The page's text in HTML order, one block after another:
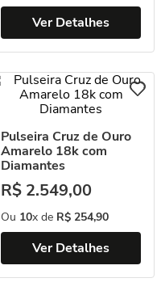
Ver Detalhes
Pulseira Cruz de Ouro
Amarelo 18k com
Diamantes
R$ 2.549,00
Ou 10x de R$ 254,90
Ver Detalhes